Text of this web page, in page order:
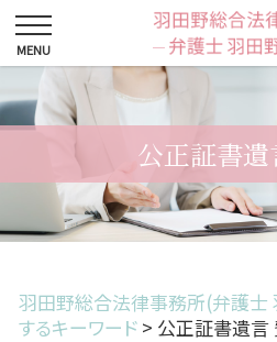
公正証書遺
羽田野総合法律事務所(弁護士
するキーワード > 公正証書遺言